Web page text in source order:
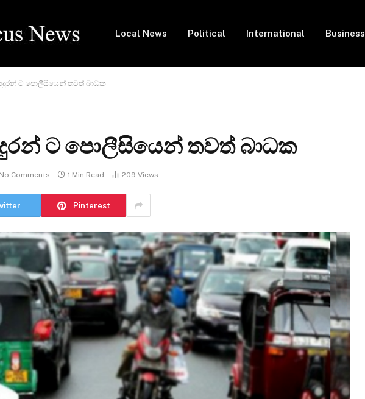
Local News Political International Business
ට පොලීසියෙන් තවත් බාධක
ට පොලීසියෙන් තවත් බාධක
No Comments 1 Min Read 209 Views
Pinterest